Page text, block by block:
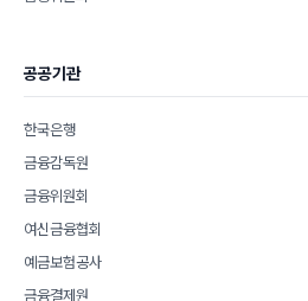
공공기관
한국은행
금융감독원
금융위원회
여신금융협회
예금보험공사
금융결제원